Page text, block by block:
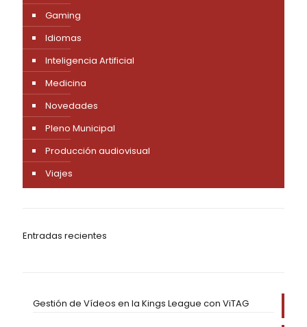
Gaming
Idiomas
Inteligencia Artificial
Medicina
Novedades
Pleno Municipal
Producción audiovisual
Viajes
Entradas recientes
Gestión de Vídeos en la Kings League con ViTAG